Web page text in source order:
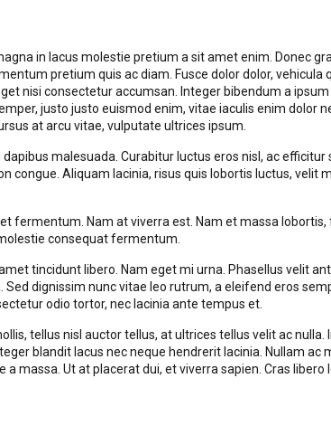
in lacus molestie pretium a sit amet enim. Donec
pretium quis ac diam. Fusce dolor dolor,
nisi consectetur accumsan. Integer bibendum a
justo justo euismod enim, vitae iaculis enim dolor
at arcu vitae, vulputate ultrices ipsum.
malesuada. Curabitur luctus eros nisl, ac
congue. Aliquam lacinia, risus quis lobortis luctus,
fermentum. Nam at viverra est. Nam et massa
consequat fermentum.
tincidunt libero. Nam eget mi urna. Phasellus velit
dignissim nunc vitae leo rutrum, a eleifend eros
odio tortor, nec lacinia ante tempus et.
tellus nisl auctor tellus, at ultrices tellus velit ac
blandit lacus nec neque hendrerit lacinia. Nullam
massa. Ut at placerat dui, et viverra sapien. Cras